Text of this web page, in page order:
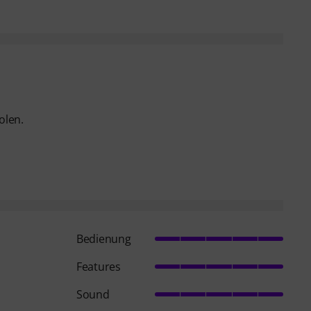
Bedienung
Features
Sound